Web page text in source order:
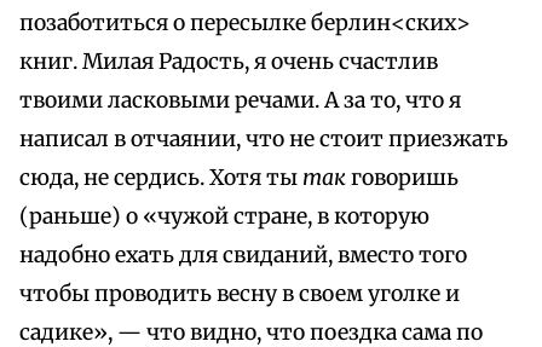
позаботиться о пересылке берлин<ских>
книг. Милая Радость, я очень счастлив
твоими ласковыми речами. А за то, что я
написал в отчаянии, что не стоит приезжать
сюда, не сердись. Хотя ты такговоришь
(раньше) о «чужой стране, в которую
надобно ехать для свиданий, вместо того
чтобы проводить весну в своем уголке и
садике», — что видно, что поездка сама по